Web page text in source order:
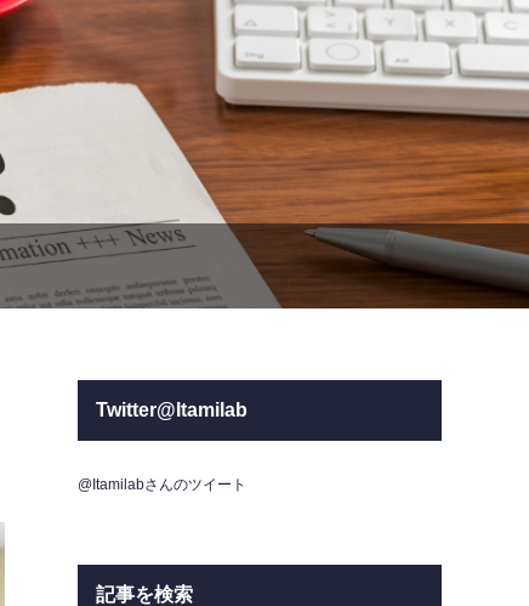
Twitter@Itamilab
@Itamilabさんのツイート
記事を検索